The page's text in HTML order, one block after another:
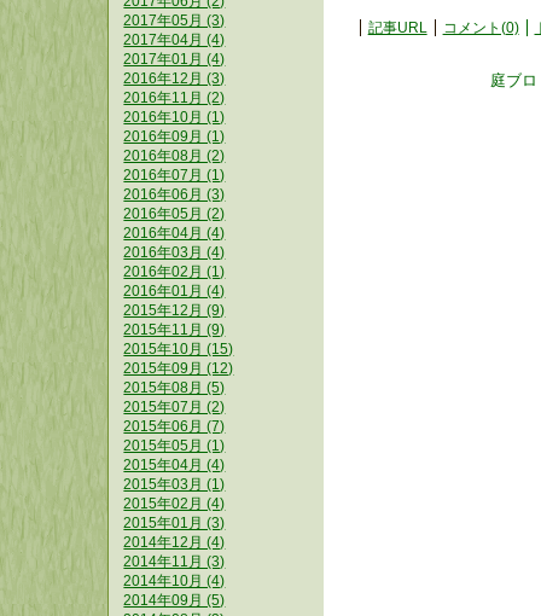
記事URL コメント(0)
庭ブ
2017年05月 (3)
2017年04月 (4)
2017年01月 (4)
2016年12月 (3)
2016年11月 (2)
2016年10月 (1)
2016年09月 (1)
2016年08月 (2)
2016年07月 (1)
2016年06月 (3)
2016年05月 (2)
2016年04月 (4)
2016年03月 (4)
2016年02月 (1)
2016年01月 (4)
2015年12月 (9)
2015年11月 (9)
2015年10月 (15)
2015年09月 (12)
2015年08月 (5)
2015年07月 (2)
2015年06月 (7)
2015年05月 (1)
2015年04月 (4)
2015年03月 (1)
2015年02月 (4)
2015年01月 (3)
2014年12月 (4)
2014年11月 (3)
2014年10月 (4)
2014年09月 (5)